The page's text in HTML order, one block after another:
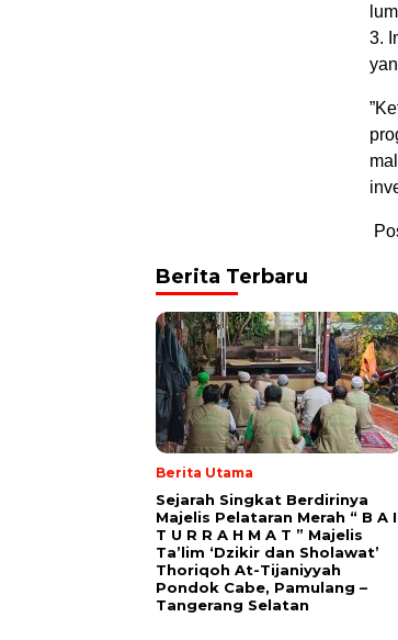
3.
Berita Terbaru
Berita Utama
Sejarah Singkat Berdirinya
Majelis Pelataran Merah “ B A I
T U R R A H M A T ” Majelis
Ta’lim ‘Dzikir dan Sholawat’
Thoriqoh At-Tijaniyyah
Pondok Cabe, Pamulang –
Tangerang Selatan